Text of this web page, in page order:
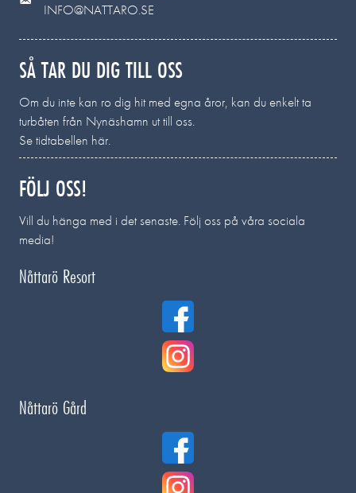
INFO@NATTARO.SE
SÅ TAR DU DIG TILL OSS
Om du inte kan ro dig hit med egna åror, kan du enkelt ta
turbåten från Nynäshamn ut till oss.
Se tidtabellen här.
FÖLJ OSS!
Vill du hänga med i det senaste. Följ oss på våra sociala
media!
Nåttarö Resort
Nåttarö Gård